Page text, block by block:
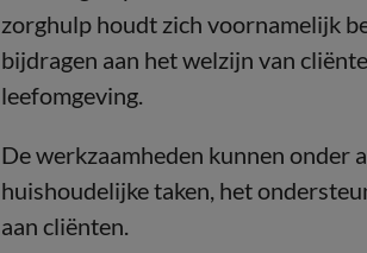
zorghulp houdt zich voornamelijk
bijdragen aan het welzijn van
leefomgeving.
De werkzaamheden kunnen onder
huishoudelijke taken, het
aan cliënten.